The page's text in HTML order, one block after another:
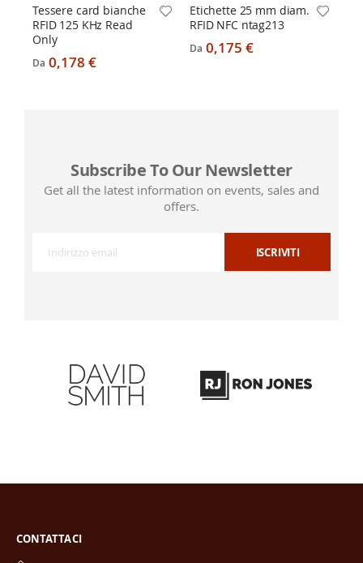
Tessere card bianche
RFID 125 KHz Read
Only
Da 0,178 €
Etichette 25 mm diam.
RFID NFC ntag213
Da 0,175 €
Subscribe To Our Newsletter
Get all the latest information on events, sales and
offers.
ISCRIVITI
CONTATTACI